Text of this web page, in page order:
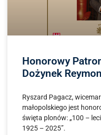
Honorowy
Dożynek
Ryszard Pagacz,
małopolskiego jest
święta plonów: „100 –
1925 – 2025”.